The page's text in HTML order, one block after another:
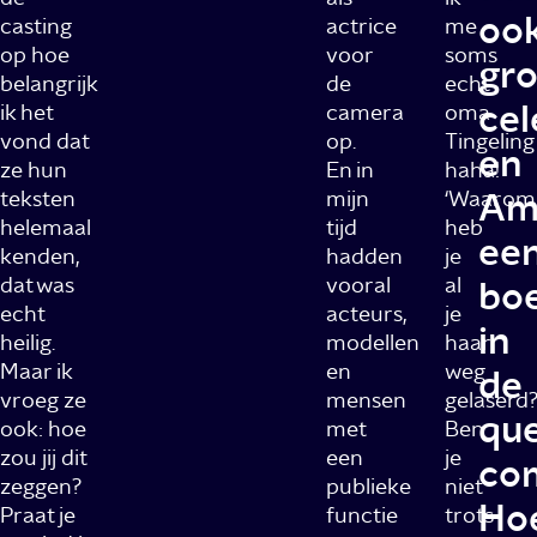
casting
op hoe
belangrijk
ik het
vond dat
ze hun
teksten
helemaal
kenden,
dat was
echt
heilig.
Maar ik
vroeg ze
ook: hoe
zou jij dit
zeggen?
Praat je
actrice
voor
de
camera
op.
En in
mijn
tijd
hadden
vooral
acteurs,
modellen
en
mensen
met
een
publieke
functie
me
soms
echt
oma
Tingeling
haha!
‘Waarom
heb
je
al
je
haar
weg
gelaserd?
Ben
je
niet
trots
en
in
de